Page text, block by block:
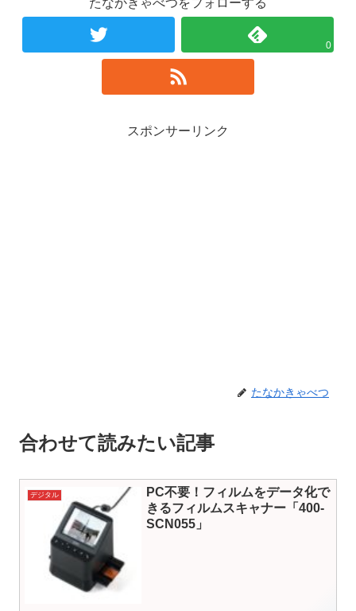
0
スポンサーリンク
たなかきゃべつ
合わせて読みたい記事
デジタル
PC不要！フィルムをデータ化で
きるフィルムスキャナー「400-
SCN055」